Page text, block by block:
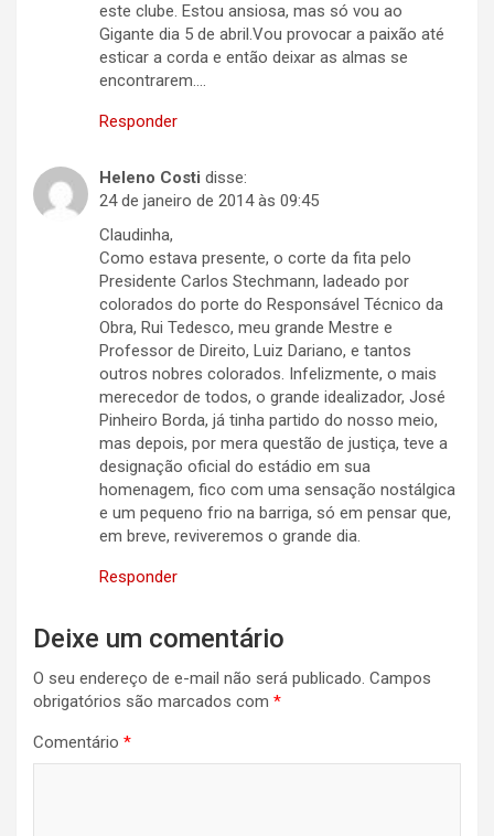
este clube. Estou ansiosa, mas só vou ao
Gigante dia 5 de abril.Vou provocar a paixão até
esticar a corda e então deixar as almas se
encontrarem….
Responder
Heleno Costi disse:
24 de janeiro de 2014 às 09:45
Claudinha,
Como estava presente, o corte da fita pelo
Presidente Carlos Stechmann, ladeado por
colorados do porte do Responsável Técnico da
Obra, Rui Tedesco, meu grande Mestre e
Professor de Direito, Luiz Dariano, e tantos
outros nobres colorados. Infelizmente, o mais
merecedor de todos, o grande idealizador, José
Pinheiro Borda, já tinha partido do nosso meio,
mas depois, por mera questão de justiça, teve a
designação oficial do estádio em sua
homenagem, fico com uma sensação nostálgica
e um pequeno frio na barriga, só em pensar que,
em breve, reviveremos o grande dia.
Responder
Deixe um comentário
O seu endereço de e-mail não será publicado. Campos
obrigatórios são marcados com *
Comentário *